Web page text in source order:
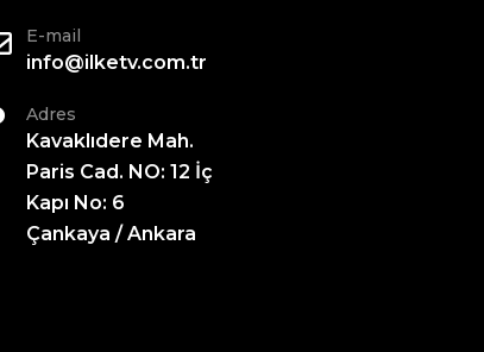
E-mail
info@ilketv.com.tr
Adres
Kavaklıdere Mah.
Paris Cad. NO: 12 İç
Kapı No: 6
Çankaya / Ankara